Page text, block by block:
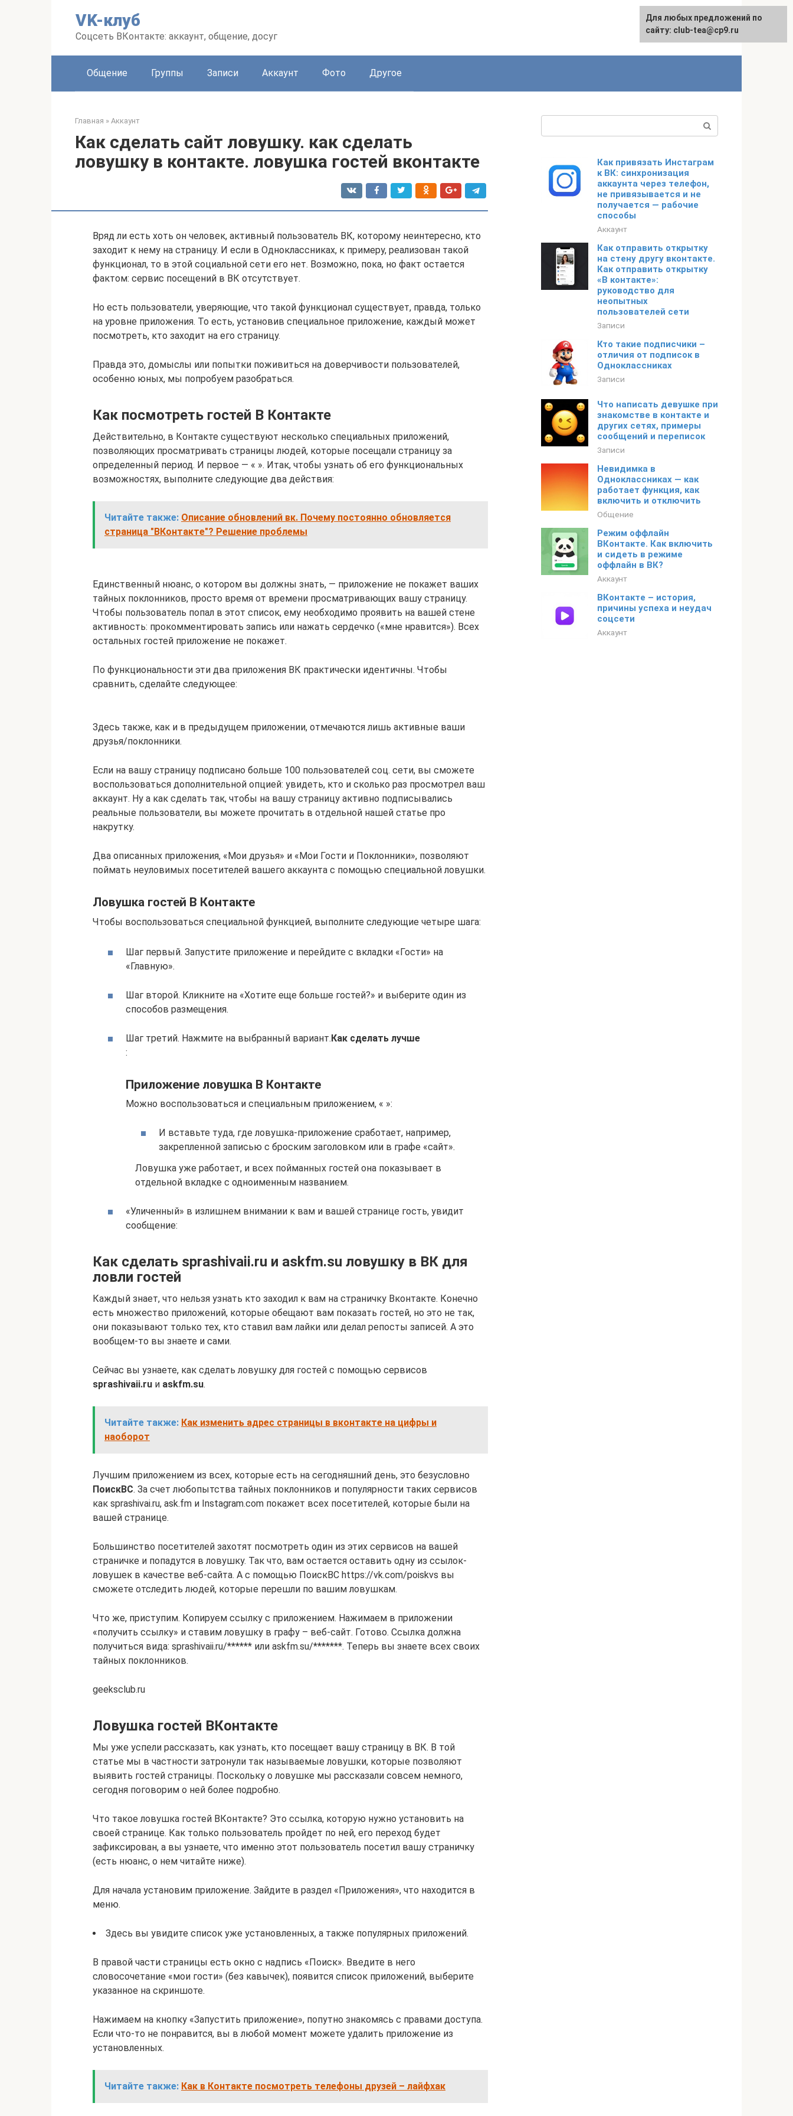
VK-клуб
Соцсеть ВКонтакте: аккаунт, общение, досуг
Общение Группы Записи Аккаунт Фото Другое
Главная » Аккаунт
Как сделать сайт ловушку. как сделать
ловушку в контакте. ловушка гостей вконтакте
Вряд ли есть хоть он человек, активный пользователь ВК, которому неинтересно, кто
заходит к нему на страницу. И если в Одноклассниках, к примеру, реализован такой
функционал, то в этой социальной сети его нет. Возможно, пока, но факт остается
фактом: сервис посещений в ВК отсутствует.
Но есть пользователи, уверяющие, что такой функционал существует, правда, только
на уровне приложения. То есть, установив специальное приложение, каждый может
посмотреть, кто заходит на его страницу.
Правда это, домыслы или попытки поживиться на доверчивости пользователей,
особенно юных, мы попробуем разобраться.
Как посмотреть гостей В Контакте
Действительно, в Контакте существуют несколько специальных приложений,
позволяющих просматривать страницы людей, которые посещали страницу за
определенный период. И первое — « ». Итак, чтобы узнать об его функциональных
возможностях, выполните следующие два действия:
Читайте также: Описание обновлений вк. Почему постоянно обновляется
страница "ВКонтакте"? Решение проблемы
Единственный нюанс, о котором вы должны знать, — приложение не покажет ваших
тайных поклонников, просто время от времени просматривающих вашу страницу.
Чтобы пользователь попал в этот список, ему необходимо проявить на вашей стене
активность: прокомментировать запись или нажать сердечко («мне нравится»). Всех
остальных гостей приложение не покажет.
По функциональности эти два приложения ВК практически идентичны. Чтобы
сравнить, сделайте следующее:
Здесь также, как и в предыдущем приложении, отмечаются лишь активные ваши
друзья/поклонники.
Если на вашу страницу подписано больше 100 пользователей соц. сети, вы сможете
воспользоваться дополнительной опцией: увидеть, кто и сколько раз просмотрел ваш
аккаунт. Ну а как сделать так, чтобы на вашу страницу активно подписывались
реальные пользователи, вы можете прочитать в отдельной нашей статье про
накрутку.
Два описанных приложения, «Мои друзья» и «Мои Гости и Поклонники», позволяют
поймать неуловимых посетителей вашего аккаунта с помощью специальной ловушки.
Ловушка гостей В Контакте
Чтобы воспользоваться специальной функцией, выполните следующие четыре шага:
Шаг первый. Запустите приложение и перейдите с вкладки «Гости» на
«Главную».
Шаг второй. Кликните на «Хотите еще больше гостей?» и выберите один из
способов размещения.
Шаг третий. Нажмите на выбранный вариант.Как сделать лучше
:
Приложение ловушка В Контакте
Можно воспользоваться и специальным приложением, « »:
И вставьте туда, где ловушка-приложение сработает, например,
закрепленной записью с броским заголовком или в графе «сайт».
Ловушка уже работает, и всех пойманных гостей она показывает в
отдельной вкладке с одноименным названием.
«Уличенный» в излишнем внимании к вам и вашей странице гость, увидит
сообщение:
Как сделать sprashivaii.ru и askfm.su ловушку в ВК для
ловли гостей
Каждый знает, что нельзя узнать кто заходил к вам на страничку Вконтакте. Конечно
есть множество приложений, которые обещают вам показать гостей, но это не так,
они показывают только тех, кто ставил вам лайки или делал репосты записей. А это
вообщем-то вы знаете и сами.
Сейчас вы узнаете, как сделать ловушку для гостей с помощью сервисов
sprashivaii.ru и askfm.su.
Читайте также: Как изменить адрес страницы в вконтакте на цифры и
наоборот
Лучшим приложением из всех, которые есть на сегодняшний день, это безусловно
ПоискВС. За счет любопытства тайных поклонников и популярности таких сервисов
как sprashivai.ru, ask.fm и Instagram.com покажет всех посетителей, которые были на
вашей странице.
Большинство посетителей захотят посмотреть один из этих сервисов на вашей
страничке и попадутся в ловушку. Так что, вам остается оставить одну из ссылок-
ловушек в качестве веб-сайта. А с помощью ПоискВС https://vk.com/poiskvs вы
сможете отследить людей, которые перешли по вашим ловушкам.
Что же, приступим. Копируем ссылку с приложением. Нажимаем в приложении
«получить ссылку» и ставим ловушку в графу – веб-сайт. Готово. Ссылка должна
получиться вида: sprashivaii.ru/****** или askfm.su/*******. Теперь вы знаете всех своих
тайных поклонников.
geeksclub.ru
Ловушка гостей ВКонтакте
Мы уже успели рассказать, как узнать, кто посещает вашу страницу в ВК. В той
статье мы в частности затронули так называемые ловушки, которые позволяют
выявить гостей страницы. Поскольку о ловушке мы рассказали совсем немного,
сегодня поговорим о ней более подробно.
Что такое ловушка гостей ВКонтакте? Это ссылка, которую нужно установить на
своей странице. Как только пользователь пройдет по ней, его переход будет
зафиксирован, а вы узнаете, что именно этот пользователь посетил вашу страничку
(есть нюанс, о нем читайте ниже).
Для начала установим приложение. Зайдите в раздел «Приложения», что находится в
меню.
Здесь вы увидите список уже установленных, а также популярных приложений.
В правой части страницы есть окно с надпись «Поиск». Введите в него
словосочетание «мои гости» (без кавычек), появится список приложений, выберите
указанное на скриншоте.
Нажимаем на кнопку «Запустить приложение», попутно знакомясь с правами доступа.
Если что-то не понравится, вы в любой момент можете удалить приложение из
установленных.
Читайте также: Как в Контакте посмотреть телефоны друзей – лайфхак
Как привязать Инстаграм
к ВК: синхронизация
аккаунта через телефон,
не привязывается и не
получается — рабочие
способы
Аккаунт
Как отправить открытку
на стену другу вконтакте.
Как отправить открытку
«В контакте»:
руководство для
неопытных
пользователей сети
Записи
Кто такие подписчики –
отличия от подписок в
Одноклассниках
Записи
Что написать девушке при
знакомстве в контакте и
других сетях, примеры
сообщений и переписок
Записи
Невидимка в
Одноклассниках — как
работает функция, как
включить и отключить
Общение
Режим оффлайн
ВКонтакте. Как включить
и сидеть в режиме
оффлайн в ВК?
Аккаунт
ВКонтакте – история,
причины успеха и неудач
соцсети
Аккаунт
Для любых предложений по
сайту: club-tea@cp9.ru